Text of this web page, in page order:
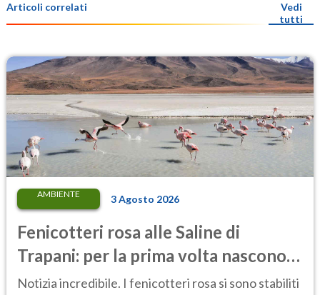
Articoli correlati
Vedi
tutti
AMBIENTE 3 Agosto 2026
Fenicotteri rosa alle Saline di
Trapani: per la prima volta nascono
tre pulcini nella riserva
Notizia incredibile. I fenicotteri rosa si sono stabiliti